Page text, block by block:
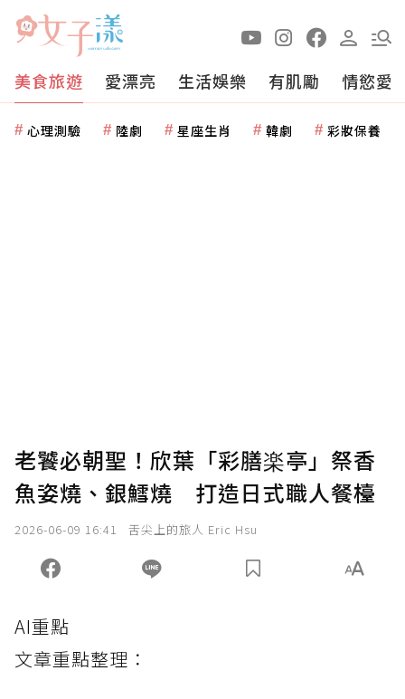
美食旅遊 愛漂亮 生活娛樂 有肌勵 情慾愛
心理測驗 陸劇 星座生肖 韓劇 彩妝保養
老饕必朝聖！欣葉「彩膳楽亭」祭香
魚姿燒、銀鱈燒 打造日式職人餐檯
2026-06-09 16:41 舌尖上的旅人 Eric Hsu
AI重點
文章重點整理：